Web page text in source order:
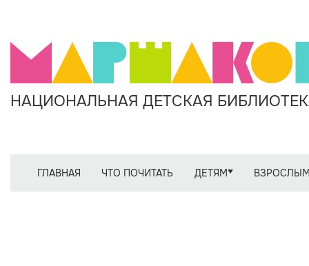
НАЦИОНАЛЬНАЯ ДЕТСКАЯ
ГЛАВНАЯ ЧТО ПОЧИТАТЬ ДЕТЯМ